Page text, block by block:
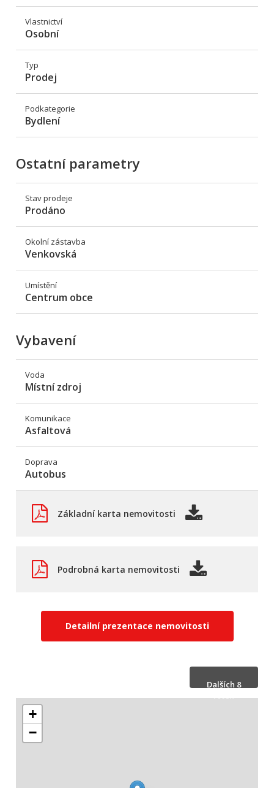
Vlastnictví
Osobní
Typ
Prodej
Podkategorie
Bydlení
Ostatní parametry
Stav prodeje
Prodáno
Okolní zástavba
Venkovská
Umístění
Centrum obce
Vybavení
Voda
Místní zdroj
Komunikace
Asfaltová
Doprava
Autobus
Základní karta nemovitosti
Podrobná karta nemovitosti
Detailní prezentace nemovitosti
Dalších 8
fotek
+
−